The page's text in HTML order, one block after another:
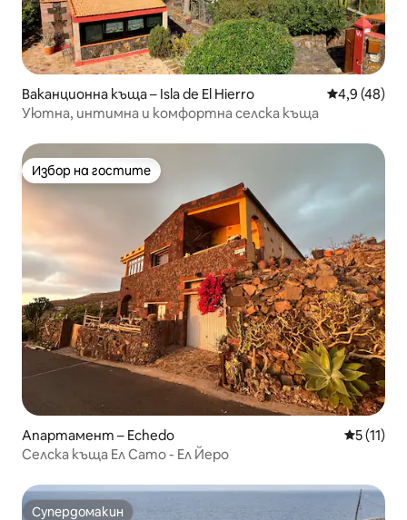
Ваканционна къща – Isla de El Hierro Средна
4,9 (48)
Уютна, интимна и комфортна селска къща
Избор на гостите
Избор на гостите
Апартамент – Echedo Средна
5 (11)
Селска къща Ел Сато - Ел Йеро
Супердомакин